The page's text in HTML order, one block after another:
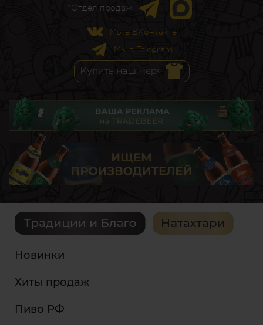
*Отдел продаж
Мы в ВКонтакте
Мы в Telegram
Новинки
Хиты продаж
Пиво РФ